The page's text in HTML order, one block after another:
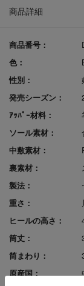
商品詳細
商品番号：
色：
性別：
発売シーズン：
ｱｯﾊﾟｰ材料：
ソール素材：
中敷素材：
裏素材：
製法：
重さ：
ヒールの高さ：
筒丈：
筒まわり：
原産国：